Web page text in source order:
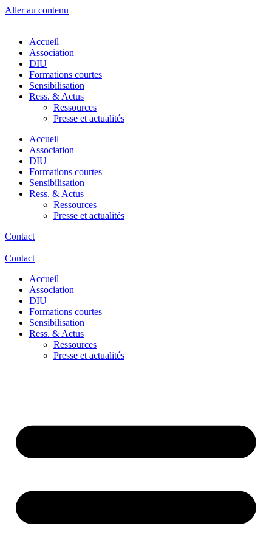
Aller au contenu
Accueil
Association
DIU
Formations courtes
Sensibilisation
Ress. & Actus
Ressources
Presse et actualités
Accueil
Association
DIU
Formations courtes
Sensibilisation
Ress. & Actus
Ressources
Presse et actualités
Contact
Contact
Accueil
Association
DIU
Formations courtes
Sensibilisation
Ress. & Actus
Ressources
Presse et actualités